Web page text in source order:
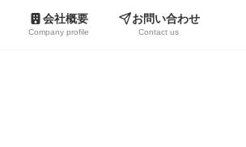
会社概要
Company profile
お問い合わせ
Contact us